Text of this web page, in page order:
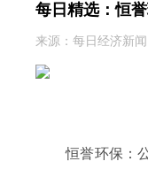
每日精选：恒
来源：每日经济新
恒誉环保：